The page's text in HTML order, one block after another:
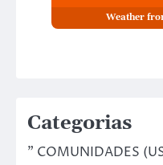
Weather
Categorias
" COMUNIDADES